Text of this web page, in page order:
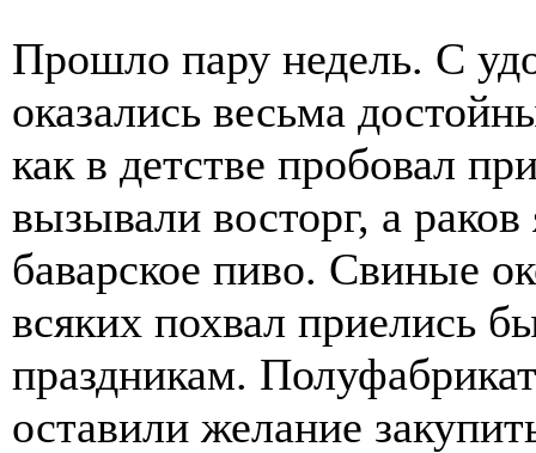
Прошло пару недель. С
оказались весьма
как в детстве пробовал
вызывали восторг, а
баварское пиво. Свиные
всяких похвал приелись
праздникам.
оставили желание